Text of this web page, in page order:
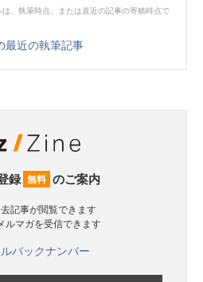
、執筆時点、または直近の記事の寄稿時点で
最近の執筆記事
録 無料 のご案内
去記事が閲覧できます
ルマガを受信できます
バックナンバー